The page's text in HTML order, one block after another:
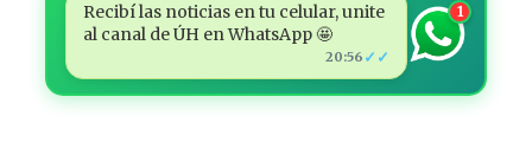
Recibí las noticias en tu celular, unite
al canal de ÚH en WhatsApp 🤩
20:56 ✓✓
1